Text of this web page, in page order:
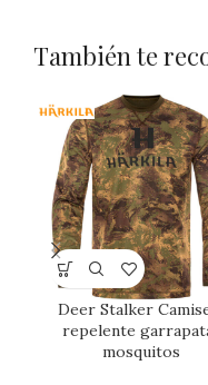
También te
Deer Stalker
repelente
mosquitos